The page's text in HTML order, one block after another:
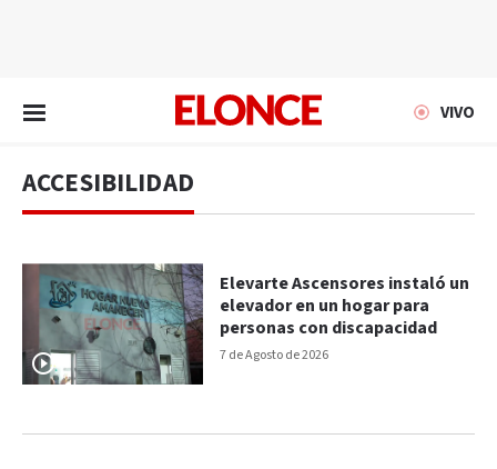
VIVO
ACCESIBILIDAD
7 de Agosto de 2026
Elevarte Ascensores instaló un
elevador en un hogar para
personas con discapacidad